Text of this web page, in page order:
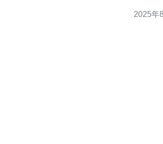
个方面探讨选择香港VPS主
供详细的
2025年